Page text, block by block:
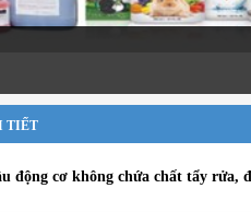
TIẾT
động cơ không chứa chất tẩy rửa,